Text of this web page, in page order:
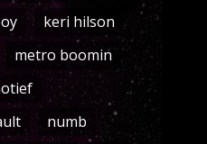
keri hilson
metro boomin
numb